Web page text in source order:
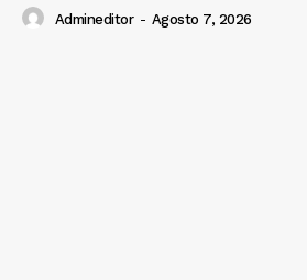
Admineditor - Agosto 7, 2026